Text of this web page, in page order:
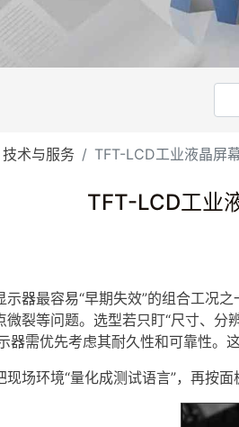
技术与服务 TFT-LCD工业液晶屏
TFT-LCD工业
示器最容易“早期失效”的组合工况
裂等问题。选型若只盯“尺寸、
器需优先考虑其耐久性和可靠性。
场环境“量化成测试语言”，再按